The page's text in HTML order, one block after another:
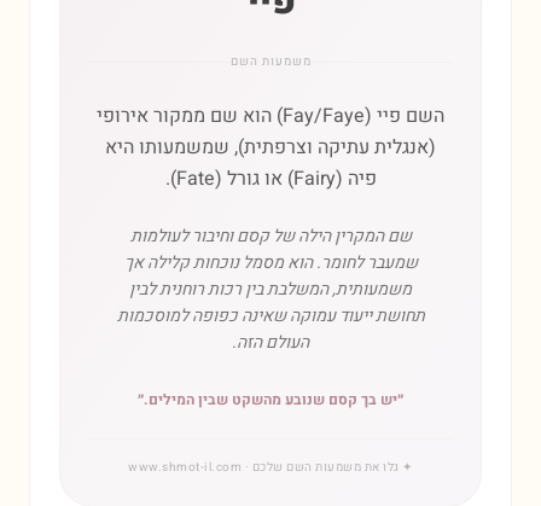
משמעות השם
השם פיי (Fay/Faye) הוא שם ממקור אירופי
(אנגלית עתיקה וצרפתית), שמשמעותו היא
פיה (Fairy) או גורל (Fate).
שם המקרין הילה של קסם וחיבור לעולמות
שמעבר לחומר. הוא מסמל נוכחות קלילה אך
משמעותית, המשלבת בין רכות רוחנית לבין
תחושת ייעוד עמוקה שאינה כפופה למוסכמות
העולם הזה.
״יש בך קסם שנובע מהשקט שבין המילים.״
✦ גלו את משמעות השם שלכם · www.shmot-il.com